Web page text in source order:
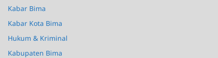
Kabar Bima
Kabar Kota Bima
Hukum & Kriminal
Kabupaten Bima